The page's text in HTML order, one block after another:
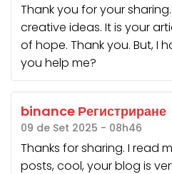
Thank you for your
creative ideas. It is your
of hope. Thank you. But, I
you help me?
binance Регистриране
09 de Set 2025 - 08h46
Thanks for sharing. I read
posts, cool, your blog is